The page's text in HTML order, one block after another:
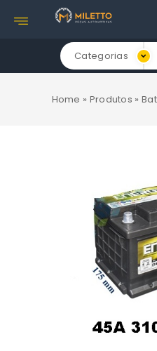
Categorias
Home » Produtos »